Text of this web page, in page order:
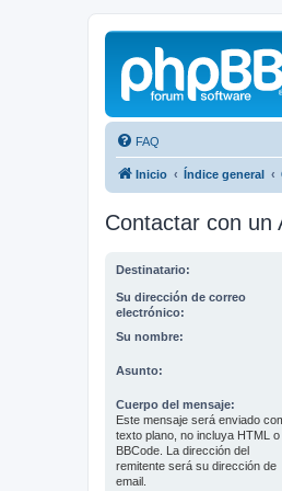
FAQ
Inicio Índice general
Contactar con un
Destinatario:
Su dirección de correo
electrónico:
Su nombre:
Asunto:
Cuerpo del mensaje:
Este mensaje será enviado
texto plano, no incluya HTML o
BBCode. La dirección del
remitente será su dirección de
email.